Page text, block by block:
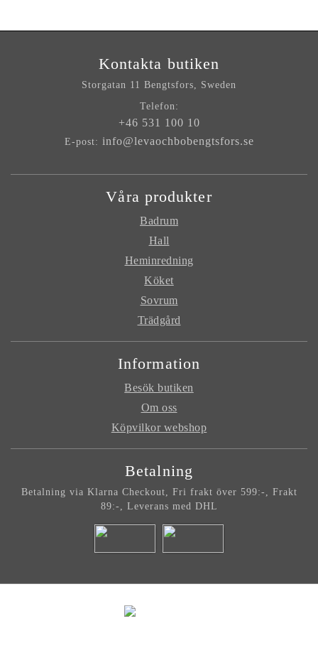
Kontakta butiken
Storgatan 11 Bengtsfors, Sweden
Telefon:
+46 531 100 10
E-post: info@levaochbobengtsfors.se
Våra produkter
Badrum
Hall
Heminredning
Köket
Sovrum
Trädgård
Information
Besök butiken
Om oss
Köpvilkor webshop
Betalning
Betalning via Klarna Checkout, Fri frakt över 599:-, Frakt
89:-, Leverans med DHL